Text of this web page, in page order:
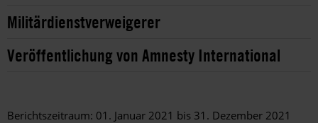
Militärdienstverweigerer
Veröffentlichung von Amnesty International
Berichtszeitraum: 01. Januar 2021 bis 31. Dezember 2021